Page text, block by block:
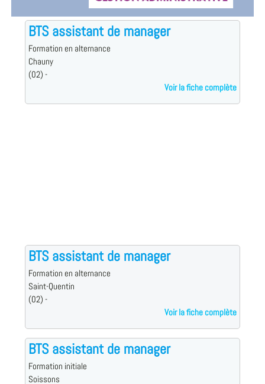
BTS assistant de manager
Formation en alternance
Chauny
(02) -
Voir la fiche complète
BTS assistant de manager
Formation en alternance
Saint-Quentin
(02) -
Voir la fiche complète
BTS assistant de manager
Formation initiale
Soissons